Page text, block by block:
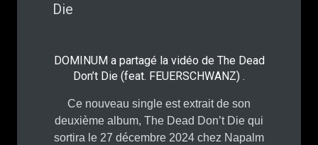
Die
DOMINUM a partagé la vidéo de The Dead
Don’t Die (feat. FEUERSCHWANZ) .
Ce nouveau single est extrait de son
deuxième album, The Dead Don’t Die qui
sortira le 27 décembre 2024 chez Napalm